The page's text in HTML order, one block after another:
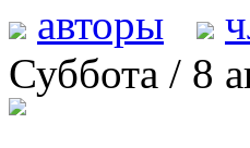
авторы
Суббота / 8